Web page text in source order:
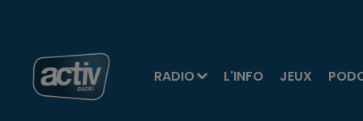
RADIO L'INFO JEUX